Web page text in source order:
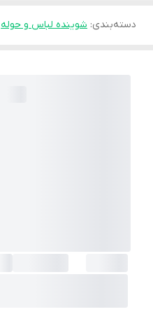
دسته‌بندی: شوینده لباس و حوله